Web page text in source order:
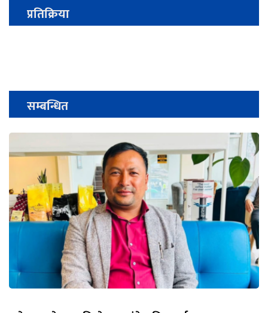
प्रतिक्रिया
सम्बन्धित